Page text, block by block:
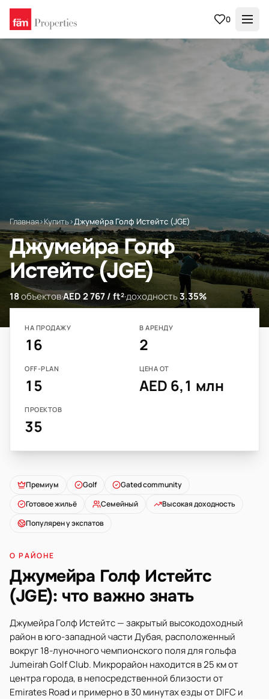
0
Главная›Купить›Джумейра Голф Истейтс (JGE)
Джумейра Голф
Истейтс (JGE)
18объектов·AED 2 767 / ft²·доходность3.35%
НА ПРОДАЖУ
16
В АРЕНДУ
2
OFF-PLAN
15
ЦЕНА ОТ
AED 6,1 млн
ПРОЕКТОВ
35
Премиум Golf
Gated community
Готовое жильё
Семейный
Высокая доходность
Популярен у экспатов
О РАЙОНЕ
Джумейра Голф Истейтс
(JGE): что важно знать
Джумейра Голф Истейтс — закрытый высокодоходный
район в юго-западной части Дубая, расположенный
вокруг 18-луночного чемпионского поля для гольфа
Jumeirah Golf Club. Микрорайон находится в 25 км от
центра города, в непосредственной близости от
Emirates Road и примерно в 30 минутах езды от DIFC и